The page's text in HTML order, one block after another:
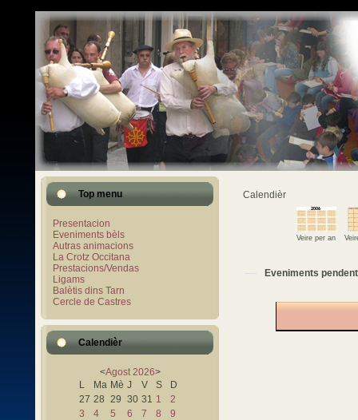
Top menu
Presentacion
Eveniments bèls
Autras animacions
La Crotz Occitana
Prestacions/Vendas
Ligams
Balètis dins Tarn
Cercle de Castres
Calendièr
<Agost 2026>
L
Ma Mè J V S
D
27 28 29 30 31 1
2
3
4 5 6 7 8
9
Calendièr
Veire per an
Eveniments pendent